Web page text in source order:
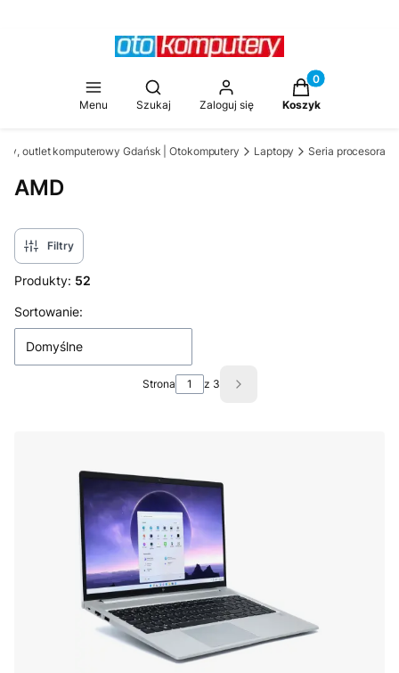
Menu
Otwórz wyszukiwarkę
Szukaj Zaloguj się
Produkty w
Koszyk
outlet komputerowy Gdańsk | Otokomputery Laptopy Seria procesora
AMD
Filtry
Produkty: 52
Lista produktów
Sortowanie:
Domyślne
Strona z 3 Następne produkty